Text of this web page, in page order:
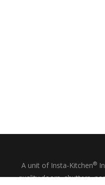
A unit of Insta-Kitchen®
quality doors, shutters,